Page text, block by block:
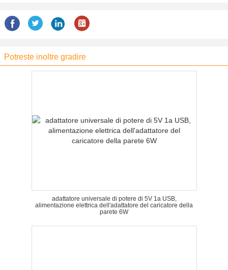
Potreste inoltre gradire
adattatore universale di potere di 5V 1a USB,
alimentazione elettrica dell'adattatore del caricatore della
parete 6W